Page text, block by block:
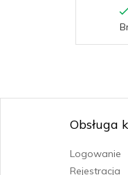
Obsługa
Logowanie
Rejestracja